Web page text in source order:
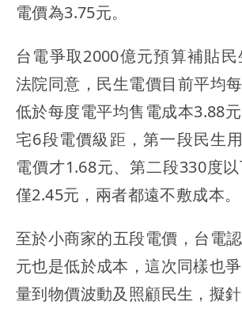
電價為3.75元。
台電爭取2000億元預算補貼
法院同意，民生電價目前平均
低於每度電平均售電成本3.88
宅6段電價級距，第一段民生
電價才1.68元、第二段330度
僅2.45元，兩者都遠不敷成本。
至於小商家的五段電價，台電
元也是低於成本，這次同樣也
量到物價波動及照顧民生，擬